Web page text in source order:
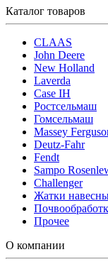
Каталог товаров
CLAAS
John Deere
New Holland
Laverda
Case IH
Ростсельмаш
Гомсельмаш
Massey
Deutz-Fahr
Fendt
Sampo
Challenger
Жатки
Прочее
О компании